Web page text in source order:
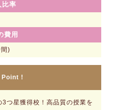
比率
費用
)
Point !
つ星獲得校！高品質の授業を